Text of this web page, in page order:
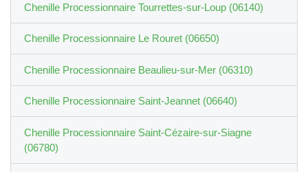
Chenille Processionnaire Tourrettes-sur-Loup (06140)
Chenille Processionnaire Le Rouret (06650)
Chenille Processionnaire Beaulieu-sur-Mer (06310)
Chenille Processionnaire Saint-Jeannet (06640)
Chenille Processionnaire Saint-Cézaire-sur-Siagne
(06780)